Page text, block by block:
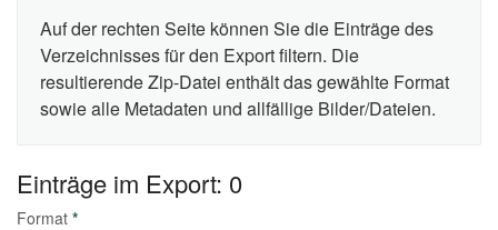
Auf der rechten Seite können Sie die Einträge des
Verzeichnisses für den Export filtern. Die
resultierende Zip-Datei enthält das gewählte Format
sowie alle Metadaten und allfällige Bilder/Dateien.
Einträge im Export: 0
Format *